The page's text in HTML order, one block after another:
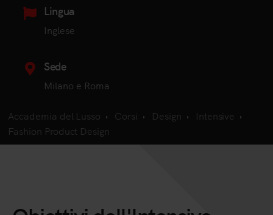
Lingua
Inglese
Sede
Milano e Roma
Accademia del Lusso Corsi Design
Intensive
Fashion Product Design